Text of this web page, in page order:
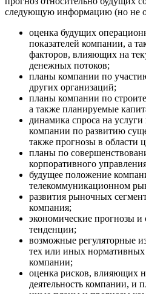
следующую информацию (но не
оценка будущих
показателей компании, а
факторов, влияющих на
денежных потоков;
планы компании по
других организаций;
планы компании по
а также планируемые
динамика спроса на
компании по развитию
также прогнозы в области
планы по
корпоративного
будущее положение
телекоммуникационном
развития рыночных
компания;
экономические прогнозы
тенденции;
возможные регуляторные
тех или иных нормативных
компании;
оценка рисков, влияющих
деятельность компании, и